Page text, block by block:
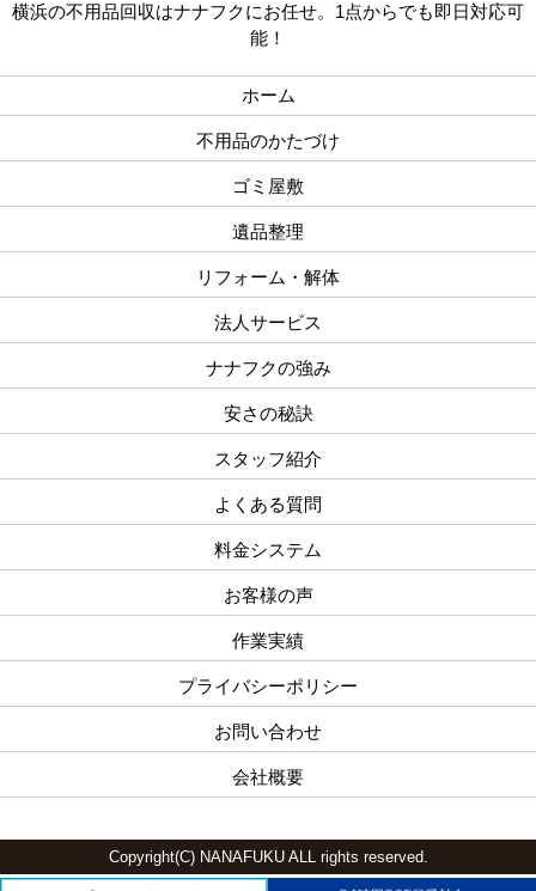
横浜の不用品回収はナナフクにお任せ。1点からでも即日対応可
能！
ホーム
不用品のかたづけ
ゴミ屋敷
遺品整理
リフォーム・解体
法人サービス
ナナフクの強み
安さの秘訣
スタッフ紹介
よくある質問
料金システム
お客様の声
作業実績
プライバシーポリシー
お問い合わせ
会社概要
Copyright(C) NANAFUKU ALL rights reserved.